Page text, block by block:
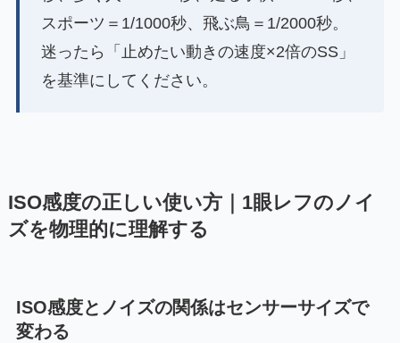
スポーツ＝1/1000秒、飛ぶ鳥＝1/2000秒。
迷ったら「止めたい動きの速度×2倍のSS」
を基準にしてください。
ISO感度の正しい使い方｜1眼レフのノイ
ズを物理的に理解する
ISO感度とノイズの関係はセンサーサイズで
変わる